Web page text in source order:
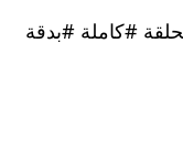
#بدقة